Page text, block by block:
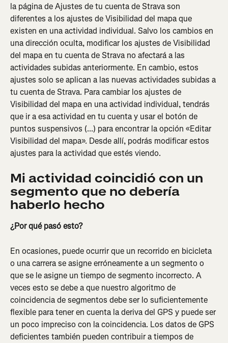
la página de Ajustes de tu cuenta de Strava son
diferentes a los ajustes de Visibilidad del mapa que
existen en una actividad individual. Salvo los cambios en
una dirección oculta, modificar los ajustes de Visibilidad
del mapa en tu cuenta de Strava no afectará a las
actividades subidas anteriormente. En cambio, estos
ajustes solo se aplican a las nuevas actividades subidas a
tu cuenta de Strava. Para cambiar los ajustes de
Visibilidad del mapa en una actividad individual, tendrás
que ir a esa actividad en tu cuenta y usar el botón de
puntos suspensivos (...) para encontrar la opción «Editar
Visibilidad del mapa». Desde allí, podrás modificar estos
ajustes para la actividad que estés viendo.
Mi actividad coincidió con un
segmento que no debería
haberlo hecho
¿Por qué pasó esto?
En ocasiones, puede ocurrir que un recorrido en bicicleta
o una carrera se asigne erróneamente a un segmento o
que se le asigne un tiempo de segmento incorrecto. A
veces esto se debe a que nuestro algoritmo de
coincidencia de segmentos debe ser lo suficientemente
flexible para tener en cuenta la deriva del GPS y puede ser
un poco impreciso con la coincidencia. Los datos de GPS
deficientes también pueden contribuir a tiempos de